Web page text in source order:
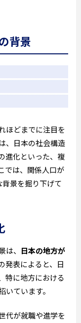
背景
ほどまでに注目を
、日本の社会構造
進化といった、複
では、関係人口が
景を掘り下げて
、 日本の地方が
発表によると、日
特に地方における
ています。
代が就職や進学を